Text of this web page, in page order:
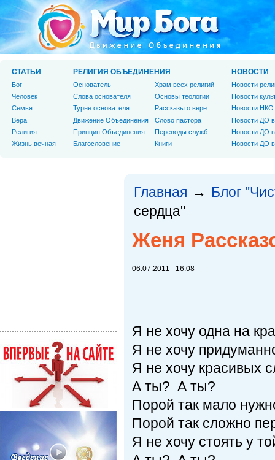
Главная → Блог
сердца"
Женя
06.07.2011 - 16:08
Я не хочу одна на
Я не хочу
Я не хочу красивых
А ты? А ты?
Порой так мало
Порой так сложно
Я не хочу стоять у
СТАТЬИ
Бог
Человек
Cемья
Вера
Религия
Жизнь вечная
РЕЛИГИЯ ОБЪЕДИНЕНИЯ
Основатель
Слова основателя
Турне основателя
Движение Объединения
Принцип Объединения
Благословение
Храм всех религий
Основы теологии
Рассказы о вере
Слово пастора
Переводы служб
Книги
НОВОСТИ
Новости
Новости
Новости НКО
Новости ДО
Новости ДО
Новости ДО